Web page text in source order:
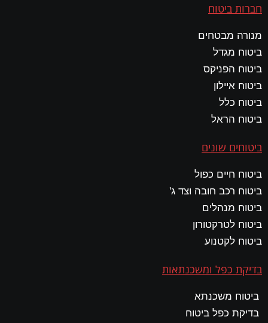
חברות ביטוח
מנורה מבטחים
ביטוח מגדל
ביטוח הפניקס
ביטוח איילון
ביטוח כלל
ביטוח הראל
ביטוחים שונים
ביטוח חיים כפול
ביטוח רכב חובה וצד ג'
ביטוח מנהלים
ביטוח לטרקטורון
ביטוח לקטנוע
בדיקת כפל ומשכנתאות
ביטוח משכנתא
בדיקת כפל ביטוח